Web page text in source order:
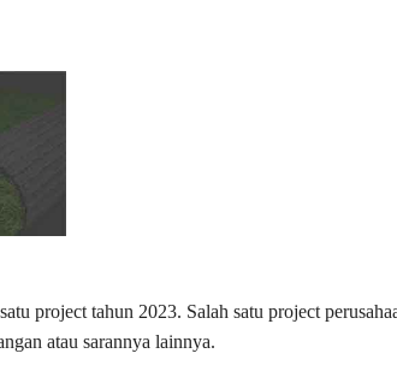
project tahun 2023. Salah satu project
atau sarannya lainnya.